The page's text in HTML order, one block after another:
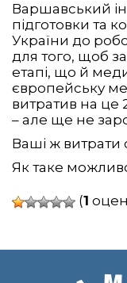
Варшавський
підготовки та
України до
для того, щоб
етапі, що й
європейську
витратив на це
– але ще не
Ваші ж витрати
Як таке
(1